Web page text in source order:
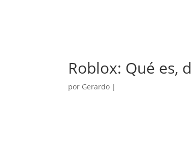
Roblox: Qué es,
por Gerardo |